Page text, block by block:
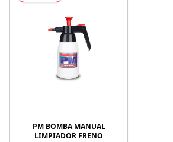
PM BOMBA MANUAL
LIMPIADOR FRENO